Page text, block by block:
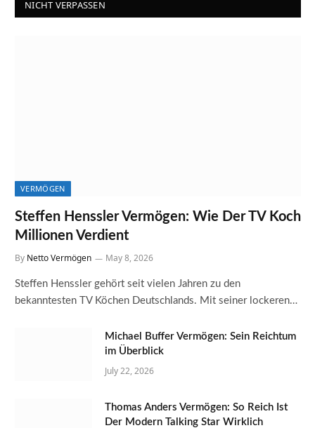
NICHT VERPASSEN
VERMÖGEN
Steffen Henssler Vermögen: Wie Der TV Koch
Millionen Verdient
By Netto Vermögen May 8, 2026
Steffen Henssler gehört seit vielen Jahren zu den
bekanntesten TV Köchen Deutschlands. Mit seiner lockeren…
Michael Buffer Vermögen: Sein Reichtum
im Überblick
July 22, 2026
Thomas Anders Vermögen: So Reich Ist
Der Modern Talking Star Wirklich